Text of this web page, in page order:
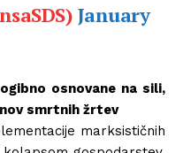
January
osnovane na sili,
smrtnih žrtev
marksističnih